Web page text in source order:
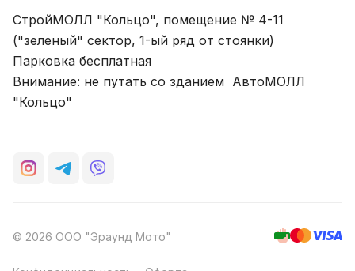
СтройМОЛЛ "Кольцо", помещение № 4-11
("зеленый" сектор, 1-ый ряд от стоянки)
Парковка бесплатная
Внимание: не путать со зданием АвтоМОЛЛ
"Кольцо"
© 2026 ООО "Эраунд Мото"